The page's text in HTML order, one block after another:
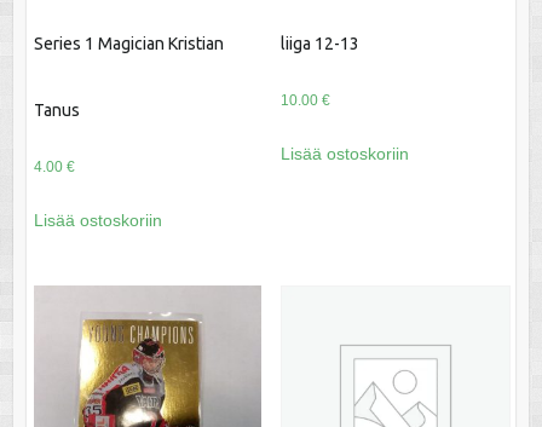
Series 1 Magician Kristian
Tanus
4.00 €
Lisää ostoskoriin
liiga 12-13
10.00 €
Lisää ostoskoriin